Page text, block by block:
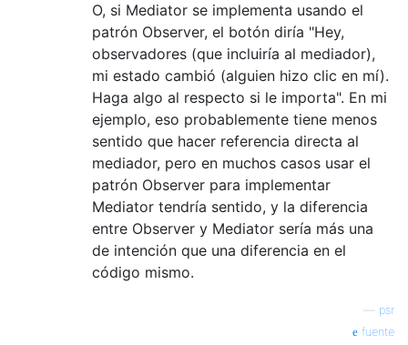
O, si Mediator se implementa usando el
patrón Observer, el botón diría "Hey,
observadores (que incluiría al mediador),
mi estado cambió (alguien hizo clic en mí).
Haga algo al respecto si le importa". En mi
ejemplo, eso probablemente tiene menos
sentido que hacer referencia directa al
mediador, pero en muchos casos usar el
patrón Observer para implementar
Mediator tendría sentido, y la diferencia
entre Observer y Mediator sería más una
de intención que una diferencia en el
código mismo.
psr
fuente